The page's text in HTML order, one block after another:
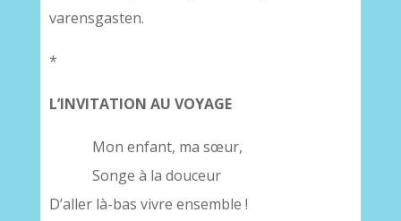
varensgasten.
*
L’INVITATION AU VOYAGE
Mon enfant, ma sœur,
Songe à la douceur
D’aller là-bas vivre ensemble !